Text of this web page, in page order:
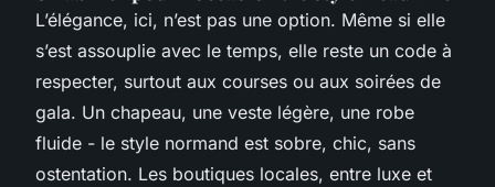
L’élégance, ici, n’est pas une option. Même si elle
s’est assouplie avec le temps, elle reste un code à
respecter, surtout aux courses ou aux soirées de
gala. Un chapeau, une veste légère, une robe
fluide - le style normand est sobre, chic, sans
ostentation. Les boutiques locales, entre luxe et